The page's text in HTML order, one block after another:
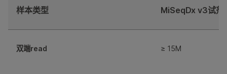
样本类型 MiSeqDx v3试剂
双端read ≥ 15M